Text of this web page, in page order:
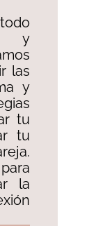
y
las
y
tu
tu
la